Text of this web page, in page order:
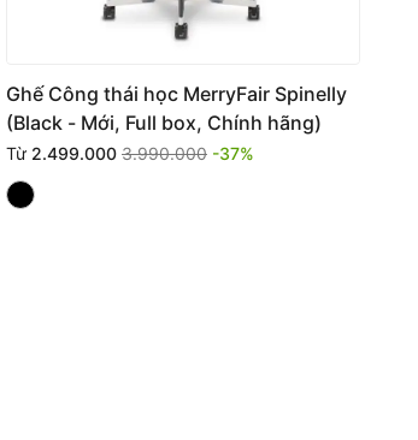
Ghế Công thái học MerryFair Spinelly
(Black - Mới, Full box, Chính hãng)
Từ 2.499.000 3.990.000 -37%